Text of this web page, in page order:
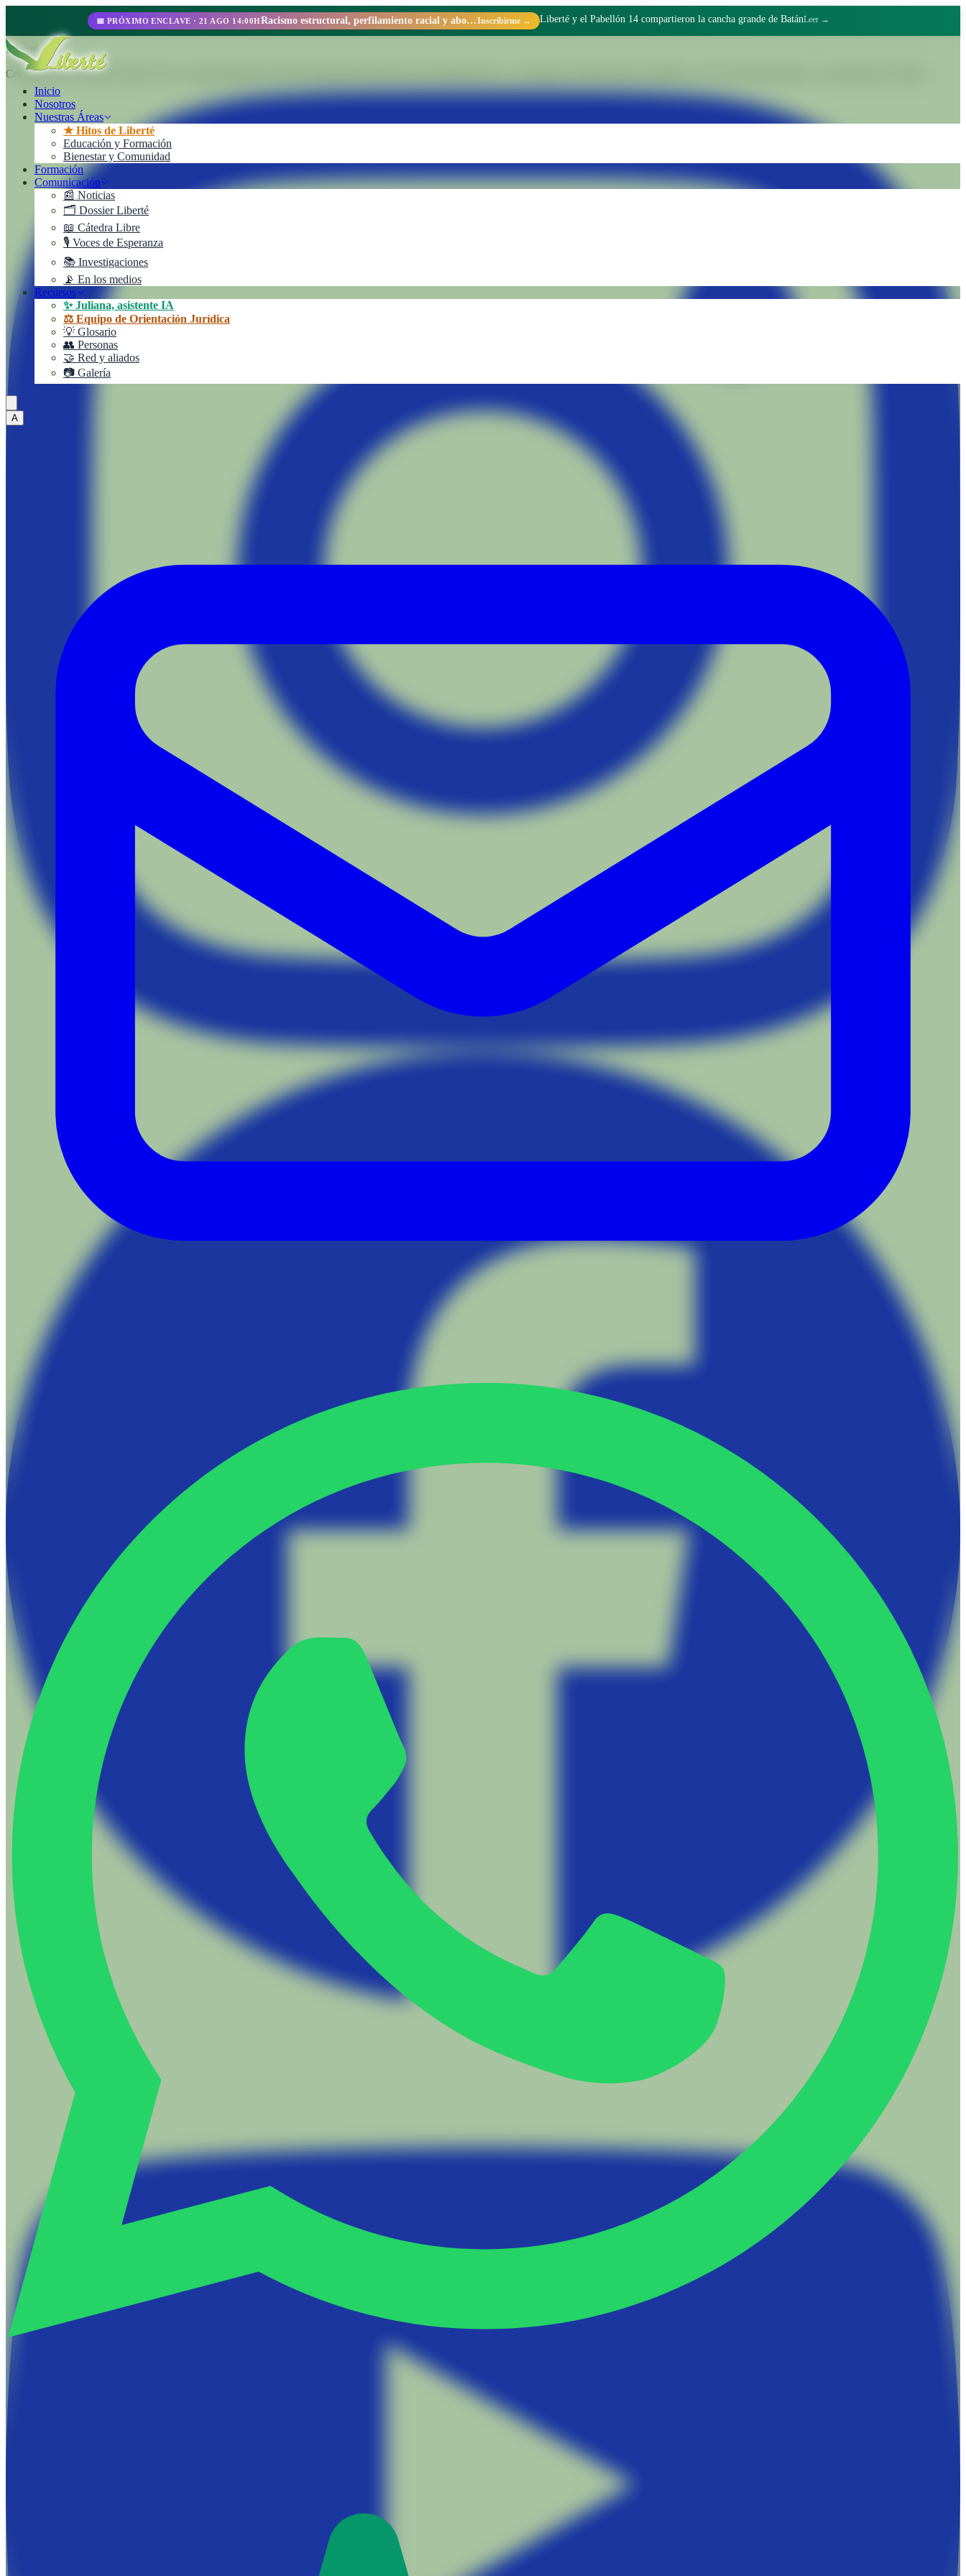
📅 PRÓXIMO ENCLAVE · 21 AGO 14:00H Racismo estructural, perfilamiento racial y abolicionismo carcelario.Inscribirme → Liberté y el Pabellón 14 compartieron la cancha grande de BatánLeer →
Inicio
Nosotros
Nuestras Áreas
★ Hitos de Liberté
Educación y Formación
Bienestar y Comunidad
Formación
Comunicación
📰 Noticias
🗂️ Dossier Liberté
📖 Cátedra Libre
🎙️ Voces de Esperanza
📚 Investigaciones
📡 En los medios
Recursos
✨ Juliana, asistente IA
⚖️ Equipo de Orientación Jurídica
💡 Glosario
👥 Personas
🤝 Red y aliados
📷 Galería
A
Liberté
Cooperativa de Trabajo Liberté Ltda. Un emprendimiento 100% autogestionado dentro de la Unidad Penal N.° 15 de Batán. Transformamos realidades a través del trabajo digno y el compromiso colectivo.